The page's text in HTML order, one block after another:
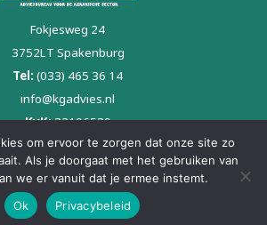
Fokjesweg 24
3752LT Spakenburg
Tel: (033) 465 36 14
info@kgadvies.nl
KvK:32106539
BTW:NL813930005B01
© KG Advies 2026
om ervoor te zorgen dat onze site zo
Als je doorgaat met het gebruiken van
we er vanuit dat je ermee instemt.
Ok
Privacybeleid